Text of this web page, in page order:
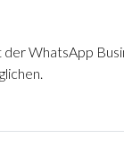
WhatsApp